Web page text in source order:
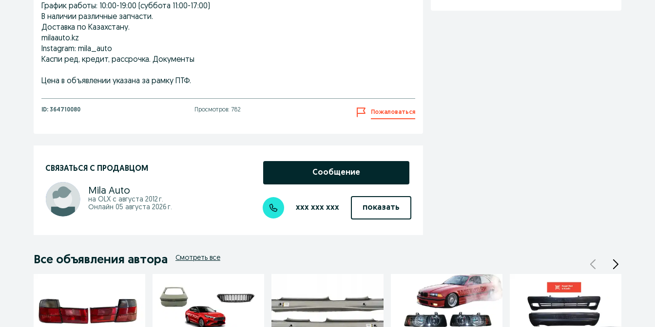
График работы: 10:00-19:00 (суббота 11:00-17:00)
В наличии различные запчасти.
Доставка по Казахстану.
milaauto.kz
Instagram: mila_auto
Каспи ред, кредит, рассрочка. Документы
Цена в объявлении указана за рамку ПТФ.
ID: 364710080 Просмотров: 782 Пожаловаться
СВЯЗАТЬСЯ С ПРОДАВЦОМ
Mila Auto
на OLX с августа 2012 г.
Онлайн 05 августа 2026 г.
Сообщение
xxx xxx xxx показать
Все объявления автора Смотреть все